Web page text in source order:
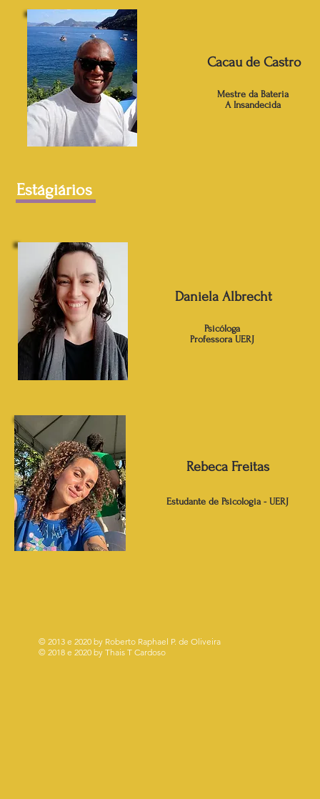
Cacau de Castro
Mestre da Bateria
A Insandecida
Estágiários
Daniela Albrecht
Psicóloga
Professora UERJ
Rebeca Freitas
Estudante de Psicologia - UERJ
© 2013 e 2020 by Roberto Raphael P. de Oliveira
© 2018 e 2020 by Thais T Cardoso